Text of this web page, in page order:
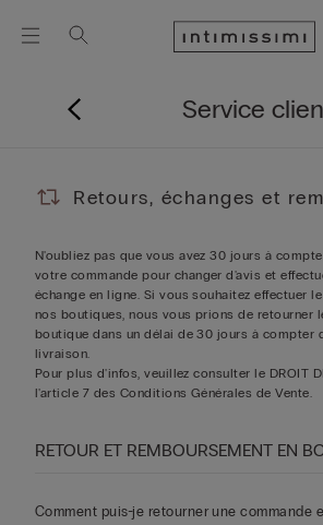
Service
Retours, échanges et
N'oubliez pas que vous avez 30 jours à
votre commande pour changer d'avis et
échange en ligne. Si vous souhaitez effectuer
nos boutiques, nous vous prions de retourner
boutique dans un délai de 30 jours à compter
livraison.
Pour plus d'infos, veuillez consulter le DROIT
l'article 7 des Conditions Générales de Vente.
RETOUR ET REMBOURSEMENT EN
Comment puis-je retourner une commande